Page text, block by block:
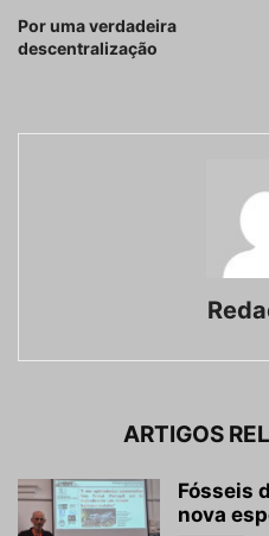
Por uma verdadeira
descentralização
ARTIGOS
Fósseis
nova